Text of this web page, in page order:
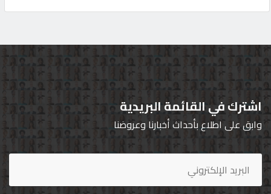
اشترك في القائمة البريدية
وابق على اطلاع بأحداث أخبارنا وعروضنا